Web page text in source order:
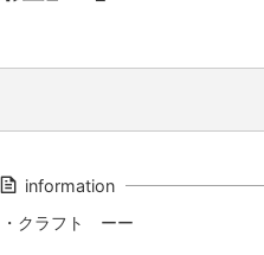
information
・クラフト ーー